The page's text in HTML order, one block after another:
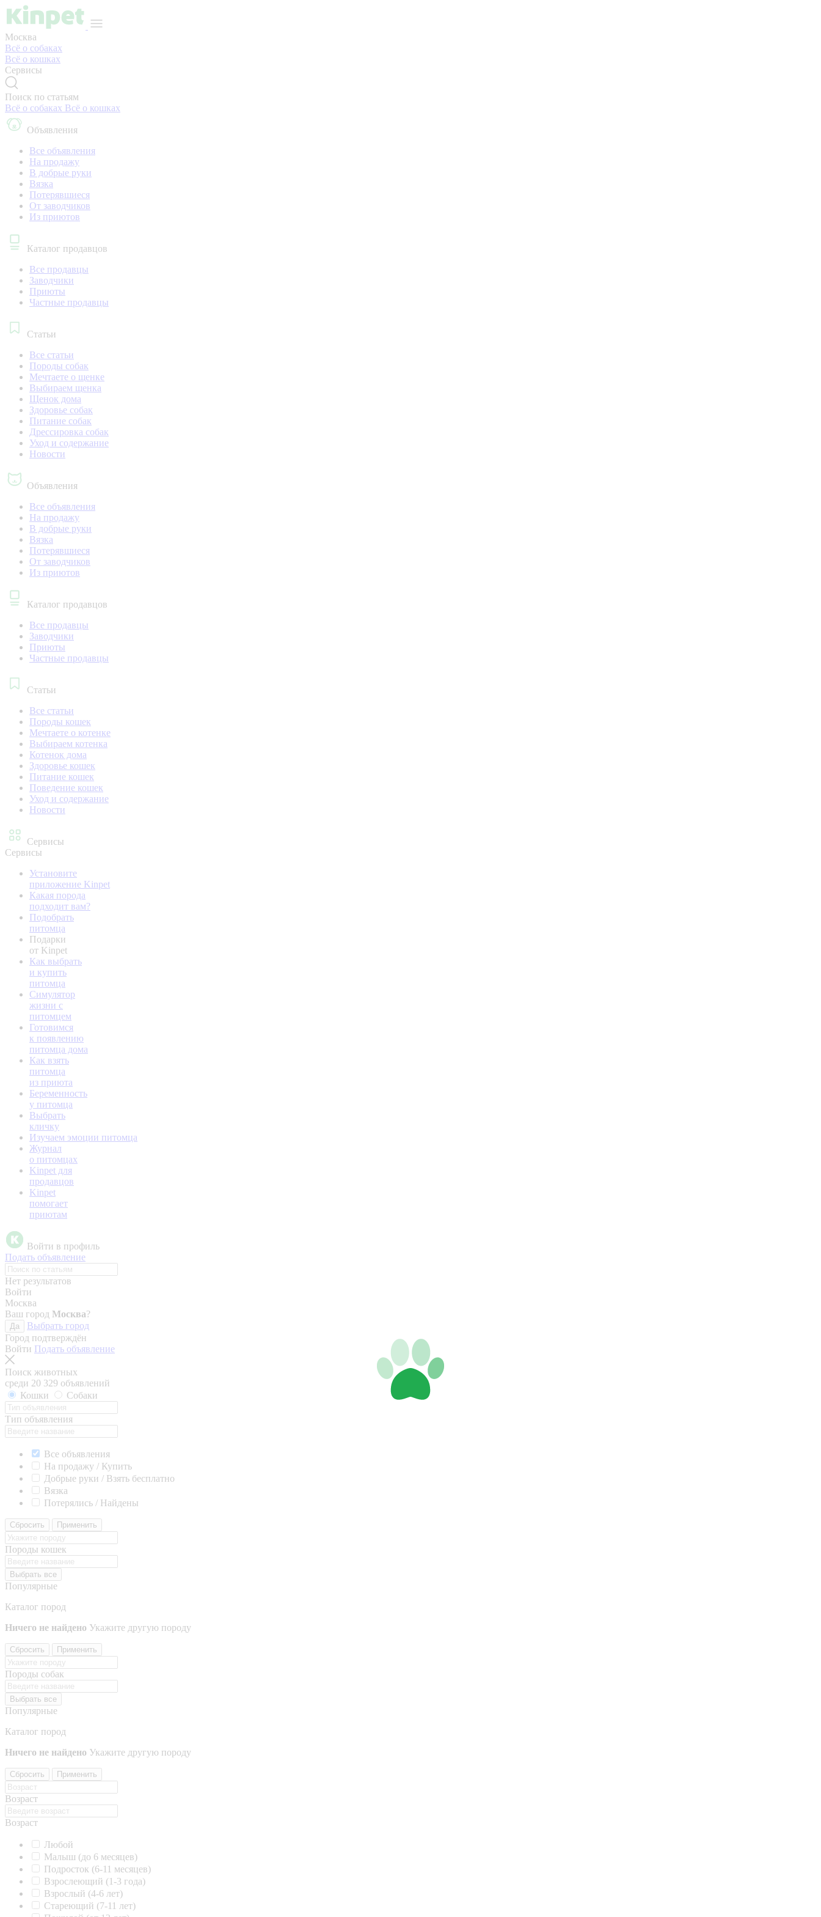
Москва
Всё о собаках
Всё о кошках
Сервисы
Поиск по статьям
Всё о собаках Всё о кошках
Объявления
Все объявления
На продажу
В добрые руки
Вязка
Потерявшиеся
От заводчиков
Из приютов
Каталог продавцов
Все продавцы
Заводчики
Приюты
Частные продавцы
Статьи
Все статьи
Породы собак
Мечтаете о щенке
Выбираем щенка
Щенок дома
Здоровье собак
Питание собак
Дрессировка собак
Уход и содержание
Новости
Объявления
Все объявления
На продажу
В добрые руки
Вязка
Потерявшиеся
От заводчиков
Из приютов
Каталог продавцов
Все продавцы
Заводчики
Приюты
Частные продавцы
Статьи
Все статьи
Породы кошек
Мечтаете о котенке
Выбираем котенка
Котенок дома
Здоровье кошек
Питание кошек
Поведение кошек
Уход и содержание
Новости
Сервисы
Сервисы
Установите
приложение Kinpet
Какая порода
подходит вам?
Подобрать
питомца
Подарки
от Kinpet
Как выбрать
и купить
питомца
Симулятор
жизни с
питомцем
Готовимся
к появлению
питомца дома
Как взять
питомца
из приюта
Беременность
у питомца
Выбрать
кличку
Изучаем эмоции питомца
Журнал
о питомцах
Kinpet для
продавцов
Kinpet
помогает
приютам
Войти в профиль
Подать объявление
Нет результатов
Войти
Москва
Ваш город Москва?
Да
Выбрать город
Город подтверждён
Войти Подать объявление
Поиск животных
среди 20 329 объявлений
Кошки
Собаки
Тип объявления
Все объявления
На продажу / Купить
Добрые руки / Взять бесплатно
Вязка
Потерялись / Найдены
Сбросить Применить
Породы кошек
Выбрать все
Популярные
Каталог пород
Ничего не найдено Укажите другую породу
Сбросить Применить
Породы собак
Выбрать все
Популярные
Каталог пород
Ничего не найдено Укажите другую породу
Сбросить Применить
Возраст
Возраст
Любой
Малыш (до 6 месяцев)
Подросток (6-11 месяцев)
Взрослеющий (1-3 года)
Взрослый (4-6 лет)
Стареющий (7-11 лет)